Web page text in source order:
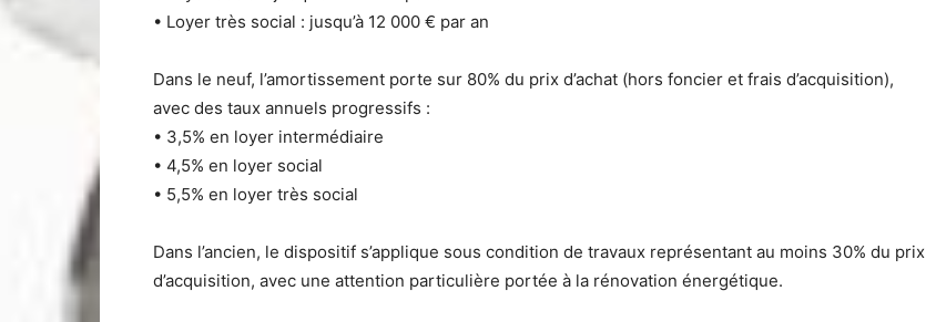
• Loyer très social : jusqu’à 12 000 € par an
Dans le neuf, l’amortissement porte sur 80% du prix d’achat (hors foncier et frais d’acquisition),
avec des taux annuels progressifs :
• 3,5% en loyer intermédiaire
• 4,5% en loyer social
• 5,5% en loyer très social
Dans l’ancien, le dispositif s’applique sous condition de travaux représentant au moins 30% du prix
d’acquisition, avec une attention particulière portée à la rénovation énergétique.